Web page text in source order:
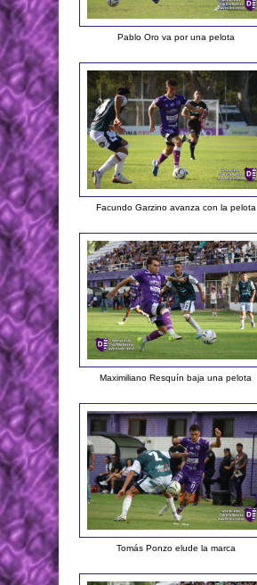
Pablo Oro va por una pelota
Facundo Garzino avanza con la pelota
Maximiliano Resquín baja una pelota
Tomás Ponzo elude la marca